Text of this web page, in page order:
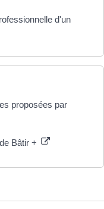
d'un
proposées par
Bâtir +